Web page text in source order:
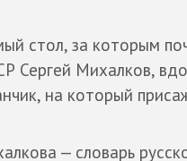
стол, за которым
Сергей Михалков,
на который
— словарь